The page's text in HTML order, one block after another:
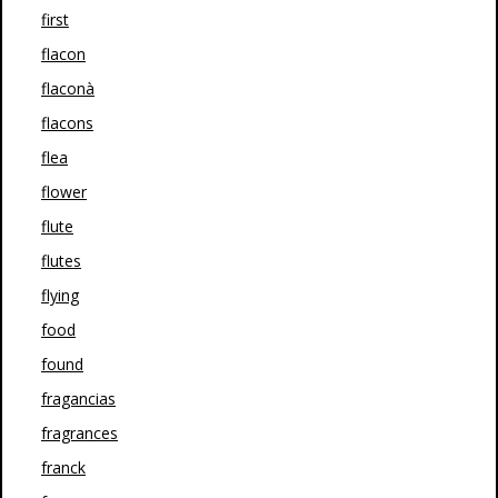
first
flacon
flaconà
flacons
flea
flower
flute
flutes
flying
food
found
fragancias
fragrances
franck